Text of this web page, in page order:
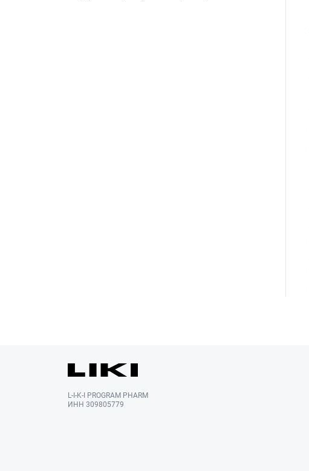
L-I-K-I PROGRAM PHARM
ИНН 309805779